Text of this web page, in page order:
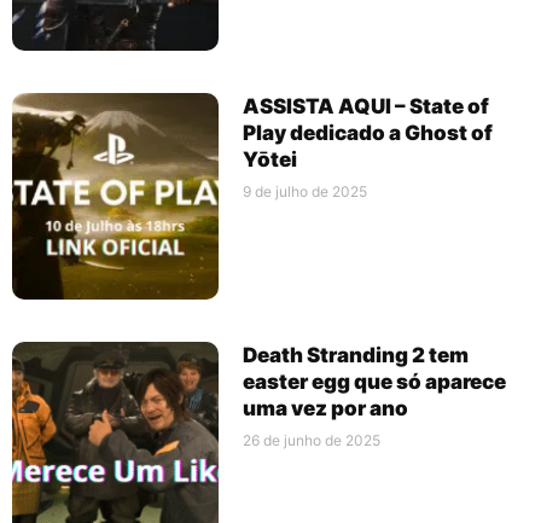
ASSISTA AQUI – State of
Play dedicado a Ghost of
Yōtei
9 de julho de 2025
Death Stranding 2 tem
easter egg que só aparece
uma vez por ano
26 de junho de 2025